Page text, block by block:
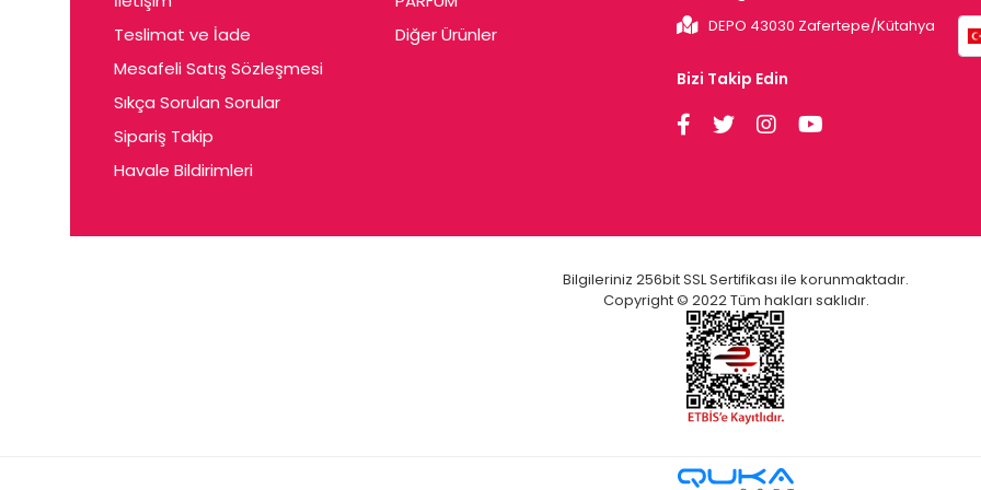
Cerin
Ceta
Ceyda
Chris
Ciey
Cleo
Teslimat ve İade
Mesafeli Satış Sözleşmesi
Sıkça Sorulan Sorular
Sipariş Takip
Havale Bildirimleri
Diğer Ürünler
DEPO 43030 Zafertepe/Kütahya
Bizi Takip Edin
Bilgileriniz 256bit SSL Sertifikası ile korunmaktadır.
Copyright © 2022 Tüm hakları saklıdır.